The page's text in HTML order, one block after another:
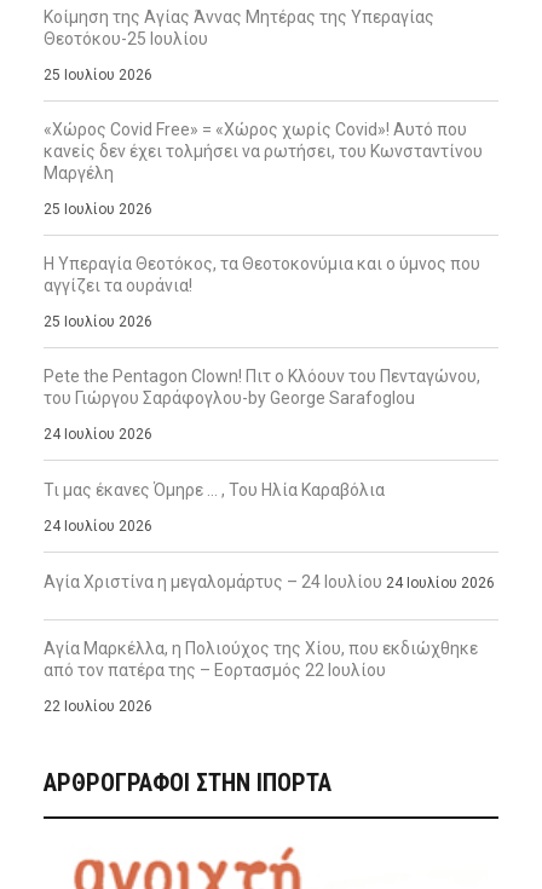
Κοίμηση της Αγίας Άννας Μητέρας της Υπεραγίας
Θεοτόκου-25 Ιουλίου
25 Ιουλίου 2026
«Χώρος Covid Free» = «Χώρος χωρίς Covid»! Αυτό που
κανείς δεν έχει τολμήσει να ρωτήσει, του Κωνσταντίνου
Μαργέλη
25 Ιουλίου 2026
Η Υπεραγία Θεοτόκος, τα Θεοτοκονύμια και ο ύμνος που
αγγίζει τα ουράνια!
25 Ιουλίου 2026
Pete the Pentagon Clown! Πιτ ο Κλόουν του Πενταγώνου,
του Γιώργου Σαράφογλου-by George Sarafoglou
24 Ιουλίου 2026
Τι μας έκανες Όμηρε … , Του Ηλία Καραβόλια
24 Ιουλίου 2026
Αγία Χριστίνα η μεγαλομάρτυς – 24 Ιουλίου 24 Ιουλίου 2026
Αγία Μαρκέλλα, η Πολιούχος της Χίου, που εκδιώχθηκε
από τον πατέρα της – Εορτασμός 22 Ιουλίου
22 Ιουλίου 2026
ΑΡΘΡΟΓΡΑΦΟΙ ΣΤΗΝ IΠΟΡΤΑ